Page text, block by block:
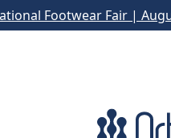
Footwear Fair |